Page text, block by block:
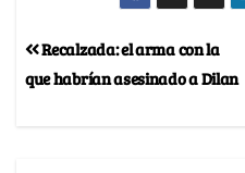
Recalzada: el arma con la
que habrían asesinado a Dilan